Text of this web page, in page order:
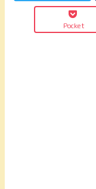
Pocket